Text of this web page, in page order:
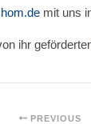
mit uns
ihr
PREVIOUS